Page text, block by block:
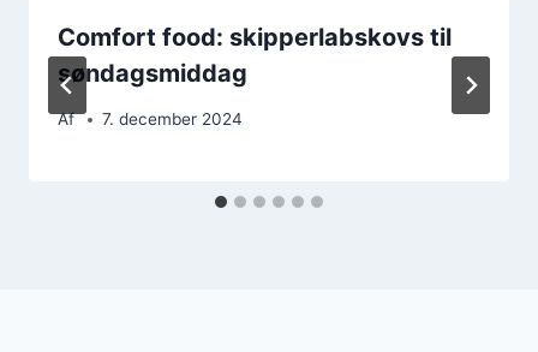
Comfort food: skipperlabskovs til
søndagsmiddag
Af 7. december 2024